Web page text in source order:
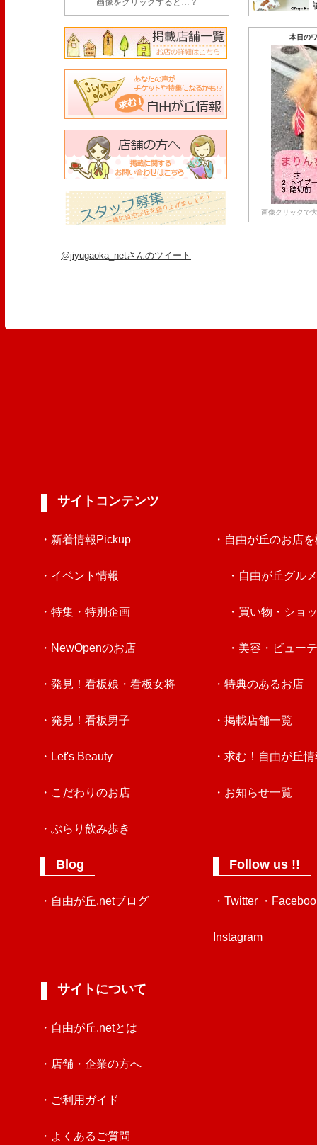
画像をクリックすると…？
本日の
画像クリックで
@jiyugaoka_netさんのツイート
サイトコンテンツ
・新着情報Pickup
・イベント情報
・特集・特別企画
・NewOpenのお店
・発見！看板娘・看板女将
・発見！看板男子
・Let's Beauty
・こだわりのお店
・ぶらり飲み歩き
Blog
・自由が丘.netブログ
・自由が丘のお店
・自由が丘グルメ
・買い物・ショ
・美容・ビュー
・特典のあるお店
・掲載店舗一覧
・求む！自由が丘
・お知らせ一覧
Follow us !!
・Twitter ・
Instagram
サイトについて
・自由が丘.netとは
・店舗・企業の方へ
・ご利用ガイド
・よくあるご質問